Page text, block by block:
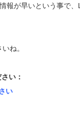
報が早いという事で、
ね。
い：
い